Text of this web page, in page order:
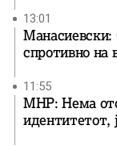
13:01
Манасиевски:
спротивно на
11:55
МНР: Нема
идентитетот,